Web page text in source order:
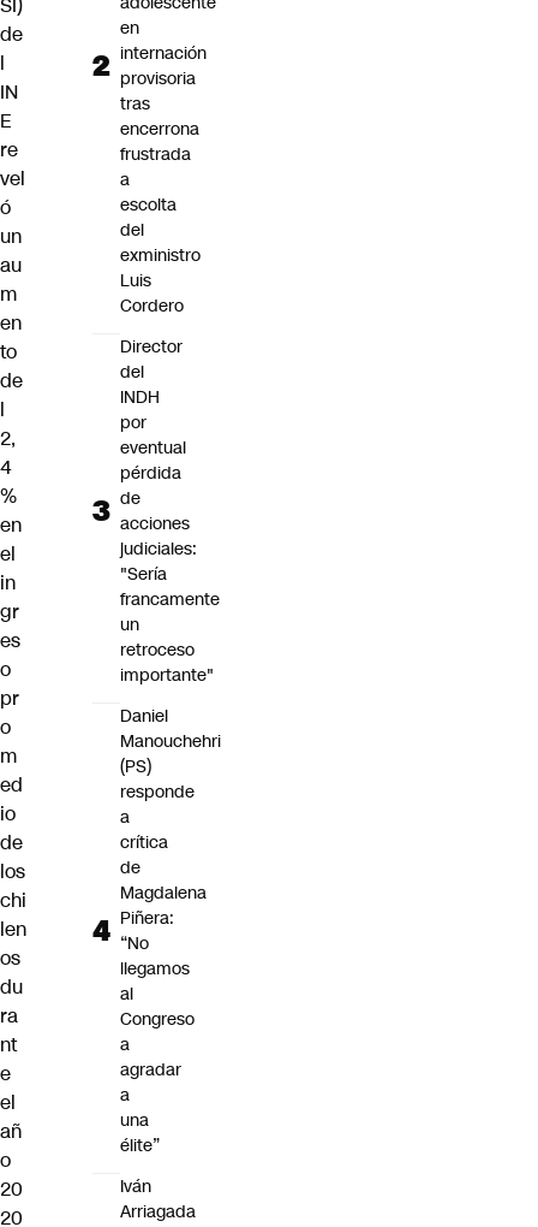
de
l
IN
E
re
vel
ó
un
au
m
en
to
de
l
2,
4
%
en
el
in
gr
es
o
pr
o
m
ed
io
de
los
chi
len
os
du
ra
nt
e
el
añ
o
20
20
en
internación
provisoria
tras
encerrona
frustrada
a
escolta
del
exministro
Luis
Cordero
Director
del
INDH
por
eventual
pérdida
de
acciones
judiciales:
"Sería
francamente
un
retroceso
importante"
Daniel
Manouchehri
(PS)
responde
a
crítica
de
Magdalena
Piñera:
“No
llegamos
al
Congreso
a
agradar
a
una
élite”
Iván
Arriagada